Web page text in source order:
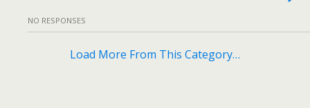
NO RESPONSES
Load More From This Category…